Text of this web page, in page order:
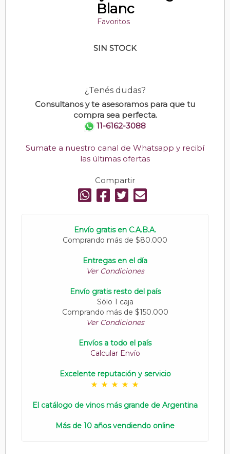
Blanc
Favoritos
SIN STOCK
¿Tenés dudas?
Consultanos y te asesoramos para que tu
compra sea perfecta.
11-6162-3088
Sumate a nuestro canal de Whatsapp y recibí
las últimas ofertas
Compartir
Envío gratis en C.A.B.A.
Comprando más de $80.000
Entregas en el día
Ver Condiciones
Envío gratis resto del país
Sólo 1 caja
Comprando más de $150.000
Ver Condiciones
Envíos a todo el país
Calcular Envío
Excelente reputación y servicio
El catálogo de vinos más grande de Argentina
Más de 10 años vendiendo online